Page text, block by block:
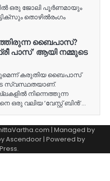
ഒരു ജോലി പൂർണമായും
തൊഴിൽരംഗം
ബൈപാസ്?
പാസ്’ ആയി നമ്മുടെ
കരുതിയ ബൈപാസ്
സ്വസ്ഥതയാണ്.
നിന്നെത്തുന്ന
വലിയ ‘വേസ്റ്റ് ബിൻ’…
| Managed by
Ascendoor| Powered by
.